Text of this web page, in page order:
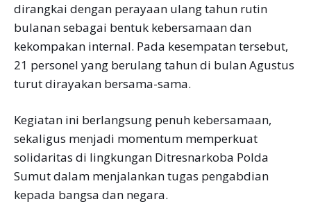
dirangkai dengan perayaan ulang tahun rutin
bulanan sebagai bentuk kebersamaan dan
kekompakan internal. Pada kesempatan tersebut,
21 personel yang berulang tahun di bulan Agustus
turut dirayakan bersama-sama.
Kegiatan ini berlangsung penuh kebersamaan,
sekaligus menjadi momentum memperkuat
solidaritas di lingkungan Ditresnarkoba Polda
Sumut dalam menjalankan tugas pengabdian
kepada bangsa dan negara.